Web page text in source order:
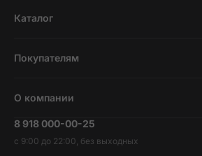
Каталог
Планшеты
Наушники и колонки
Покупателям
Трейд-ин
Гарантия и возврат
О компании
Вакансии
Контакты
8 918 000-00-25
с 9:00 до 22:00, без выходных